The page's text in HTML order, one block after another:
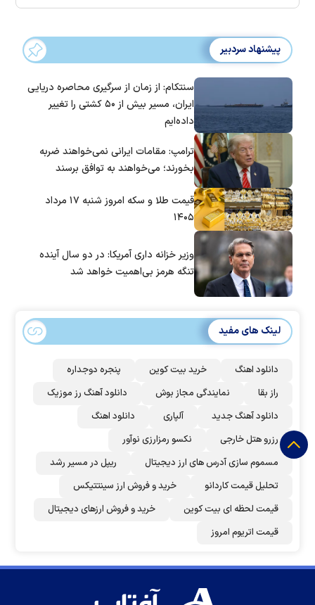
پیشنهاد سردبیر
سنتکام: از زمان از سرگیری محاصره دریایی
ایران، مسیر بیش از ۵۰ کشتی را تغییر
داده‌ایم
ترامپ: مقامات ایرانی نمی‌خواهند ضربه
بخورند؛ می‌خواهند به توافق برسند
قیمت طلا و سکه امروز شنبه ۱۷ مرداد
۱۴۰۵
وزیر خزانه داری آمریکا: در دو سال آینده
تنگه هرمز بی‌اهمیت خواهد شد
لینک های مفید
دانلود اهنگ خرید بیت کوین
پنجره دوجداره
راز بقا
نمایندگی مجاز بوش
دانلود آهنگ رز‌ موزیک
دانلود آهنگ جدید
آلپاری
دانلود اهنگ
رزرو هتل خارجی
نکسو رمزارزی نوآور
مسموم سازی آدرس های ارز دیجیتال
ریپل در مسیر رشد
تحلیل قیمت کاردانو
خرید و فروش ارز سینتتیکس
قیمت لحظه ای بیت کوین
خرید و فروش ارزهای دیجیتال
قیمت اتریوم امروز